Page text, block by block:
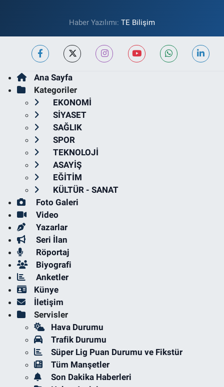
Haber Yazılımı: TE Bilişim
Ana Sayfa
Kategoriler
EKONOMİ
SİYASET
SAĞLIK
SPOR
TEKNOLOJİ
ASAYİŞ
EĞİTİM
KÜLTÜR - SANAT
Foto Galeri
Video
Yazarlar
Seri İlan
Röportaj
Biyografi
Anketler
Künye
İletişim
Servisler
Hava Durumu
Trafik Durumu
Süper Lig Puan Durumu ve Fikstür
Tüm Manşetler
Son Dakika Haberleri